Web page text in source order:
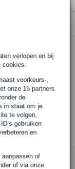
verlopen en bij
voorkeurs-,
onze 15 partners
de
in staat om je
te volgen,
gebruiken
en
of
of via onze